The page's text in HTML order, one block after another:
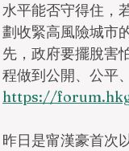
水平能否守得住，
劃收緊高風險城市
先，政府要擺脫害
程做到公開、公平
https://
昨日是甯漢豪首次